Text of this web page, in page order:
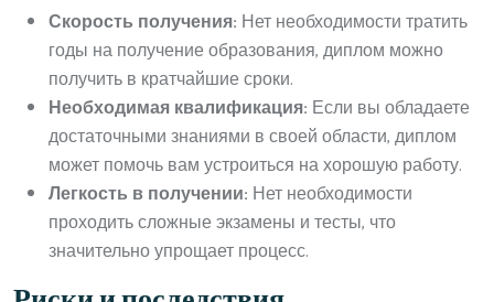
Скорость получения: Нет необходимости тратить
годы на получение образования, диплом можно
получить в кратчайшие сроки.
Необходимая квалификация: Если вы обладаете
достаточными знаниями в своей области, диплом
может помочь вам устроиться на хорошую работу.
Легкость в получении: Нет необходимости
проходить сложные экзамены и тесты, что
значительно упрощает процесс.